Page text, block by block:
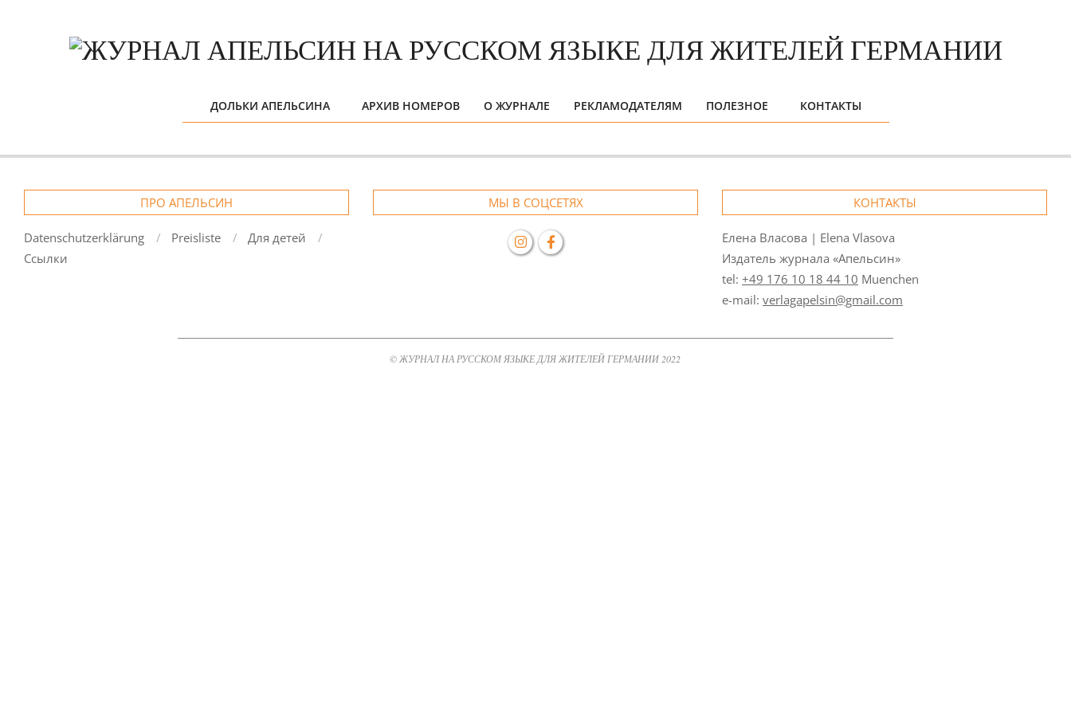
Primary
Menu
ДОЛЬКИ АПЕЛЬСИНА АРХИВ НОМЕРОВ О ЖУРНАЛЕ РЕКЛАМОДАТЕЛЯМ ПОЛЕЗНОЕ КОНТАКТЫ
ПРО АПЕЛЬСИН
Datenschutzerklärung Preisliste
Для детей
Ссылки
МЫ В СОЦСЕТЯХ КОНТАКТЫ
Елена Власова | Elena Vlasova
Издатель журнала «Апельсин»
tel: +49 176 10 18 44 10 Muenchen
e-mail: verlagapelsin@gmail.com
© ЖУРНАЛ НА РУССКОМ ЯЗЫКЕ ДЛЯ ЖИТЕЛЕЙ ГЕРМАНИИ 2022